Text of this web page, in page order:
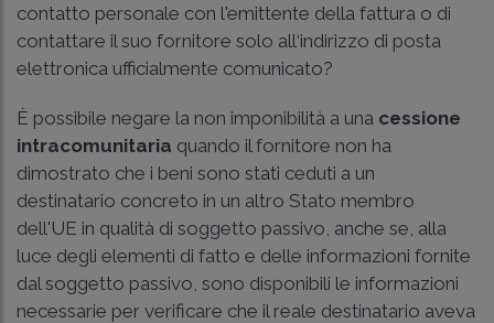
contatto personale con l'emittente della fattura o di
contattare il suo fornitore solo all‘indirizzo di posta
elettronica ufficialmente comunicato?
È possibile negare la non imponibilità a una cessione
intracomunitaria quando il fornitore non ha
dimostrato che i beni sono stati ceduti a un
destinatario concreto in un altro Stato membro
dell'UE in qualità di soggetto passivo, anche se, alla
luce degli elementi di fatto e delle informazioni fornite
dal soggetto passivo, sono disponibili le informazioni
necessarie per verificare che il reale destinatario aveva